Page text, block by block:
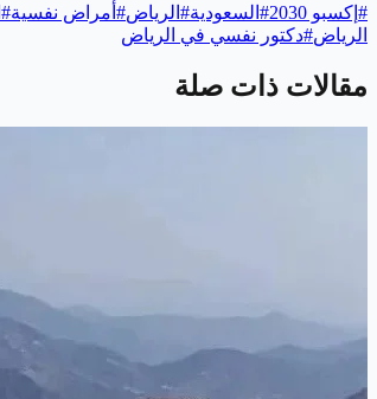
# إكسبو 2030 # السعودية# الرياض# أمراض نفسية#
الرياض#دكتور نفسي في الرياض
مقالات ذات صلة